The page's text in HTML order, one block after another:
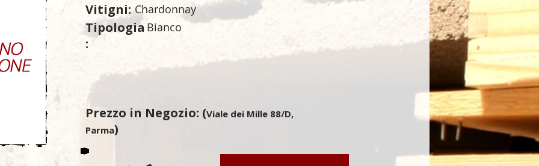
Vitigni: Chardonnay
Tipologia
:
Bianco
Prezzo in Negozio: (Viale dei Mille 88/D,
Parma)